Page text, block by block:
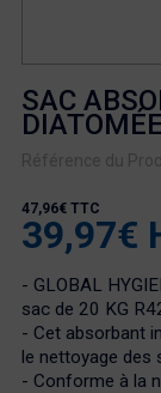
SAC
Référence du
39,97€
47,96€ TTC
- GLOBAL
sac de 20 KG
- Cet absorbant
le nettoyage des
- Conforme à la